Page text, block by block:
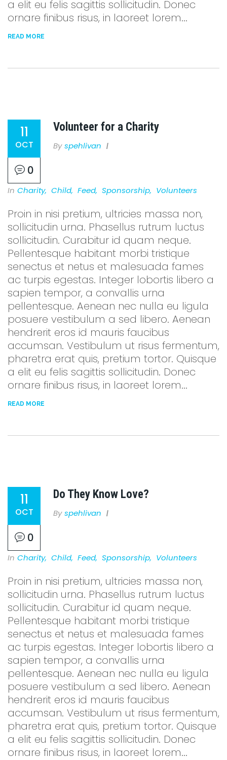
a elit eu felis sagittis sollicitudin. Donec
ornare finibus risus, in laoreet lorem...
READ MORE
11
OCT
0
Volunteer for a Charity
By Spehlivan
In Charity, Child, Feed, Sponsorship, Volunteers
Proin in nisi pretium, ultricies massa non,
sollicitudin urna. Phasellus rutrum luctus
sollicitudin. Curabitur id quam neque.
Pellentesque habitant morbi tristique
senectus et netus et malesuada fames
ac turpis egestas. Integer lobortis libero a
sapien tempor, a convallis urna
pellentesque. Aenean nec nulla eu ligula
posuere vestibulum a sed libero. Aenean
hendrerit eros id mauris faucibus
accumsan. Vestibulum ut risus fermentum,
pharetra erat quis, pretium tortor. Quisque
a elit eu felis sagittis sollicitudin. Donec
ornare finibus risus, in laoreet lorem...
READ MORE
11
OCT
0
Do They Know Love?
By Spehlivan
In Charity, Child, Feed, Sponsorship, Volunteers
Proin in nisi pretium, ultricies massa non,
sollicitudin urna. Phasellus rutrum luctus
sollicitudin. Curabitur id quam neque.
Pellentesque habitant morbi tristique
senectus et netus et malesuada fames
ac turpis egestas. Integer lobortis libero a
sapien tempor, a convallis urna
pellentesque. Aenean nec nulla eu ligula
posuere vestibulum a sed libero. Aenean
hendrerit eros id mauris faucibus
accumsan. Vestibulum ut risus fermentum,
pharetra erat quis, pretium tortor. Quisque
a elit eu felis sagittis sollicitudin. Donec
ornare finibus risus, in laoreet lorem...